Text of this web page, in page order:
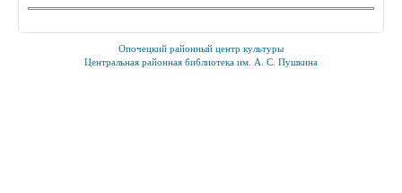
Опочецкий районный центр культуры
Центральная районная библиотека им. А. С. Пушкина